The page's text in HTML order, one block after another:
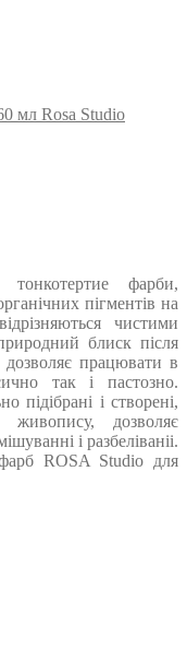
мл Rosa Studio
фарби,
пігментів на
чистими
блиск після
дозволяє працювати в
так і пастозно.
підібрані і створені,
живопису, дозволяє
і разбеліваніі.
ROSA Studio для